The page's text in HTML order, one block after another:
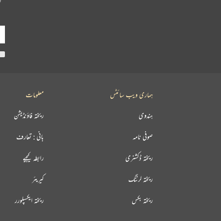
معلومات
ریختہ فاؤنڈیشن
بانی : تعارف
رابطہ کیجیے
کیریئر
ریختہ ایکسپلورر
ہماری ویب سائٹس
ہندوی
صوفی نامہ
ریختہ ڈکشنری
ریختہ لرننگ
ریختہ بکس